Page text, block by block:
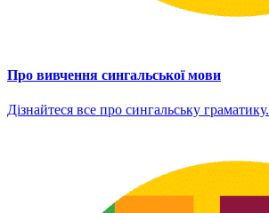
Про вивчення сингальської мови
Дізнайтеся все про сингальську граматику.